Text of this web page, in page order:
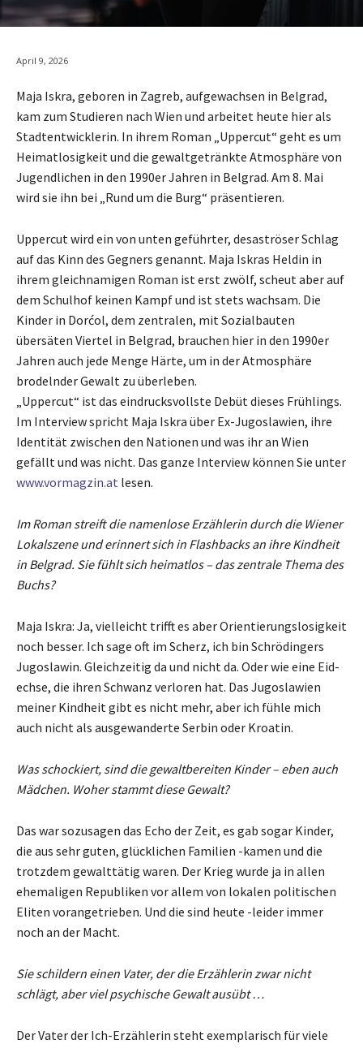
April 9, 2026
Maja Iskra, geboren in Zagreb, aufgewachsen in Belgrad,
kam zum Studieren nach Wien und arbeitet heute hier als
Stadtentwicklerin. In ihrem Roman „Uppercut“ geht es um
Heimatlosigkeit und die gewaltgetränkte Atmosphäre von
Jugendlichen in den 1990er Jahren in Belgrad. Am 8. Mai
wird sie ihn bei „Rund um die Burg“ präsentieren.
Uppercut wird ein von unten geführter, desaströser Schlag
auf das Kinn des Gegners genannt. Maja Iskras Heldin in
ihrem gleichnamigen Roman ist erst zwölf, scheut aber auf
dem Schulhof keinen Kampf und ist stets wachsam. Die
Kinder in Dorćol, dem zentralen, mit Sozialbauten
übersäten Viertel in Belgrad, brauchen hier in den 1990er
Jahren auch jede Menge Härte, um in der Atmosphäre
brodelnder Gewalt zu überleben.
„Uppercut“ ist das eindrucksvollste Debüt dieses Frühlings.
Im Interview spricht Maja Iskra über Ex-Jugoslawien, ihre
Identität zwischen den Nationen und was ihr an Wien
gefällt und was nicht. Das ganze Interview können Sie unter
www.vormagzin.at lesen.
Im Roman streift die namenlose Erzählerin durch die Wiener
Lokalszene und erinnert sich in Flashbacks an ihre Kindheit
in Belgrad. Sie fühlt sich heimatlos – das zentrale Thema des
Buchs?
Maja Iskra: Ja, vielleicht trifft es aber Orientierungslosigkeit
noch besser. Ich sage oft im Scherz, ich bin Schrödingers
Jugoslawin. Gleichzeitig da und nicht da. Oder wie eine Eid-
echse, die ihren Schwanz verloren hat. Das Jugoslawien
meiner Kindheit gibt es nicht mehr, aber ich fühle mich
auch nicht als ausgewanderte Serbin oder Kroatin.
Was schockiert, sind die gewaltbereiten Kinder – eben auch
Mädchen. Woher stammt diese Gewalt?
Das war sozusagen das Echo der Zeit, es gab sogar Kinder,
die aus sehr guten, glücklichen Familien -kamen und die
trotzdem gewalttätig waren. Der Krieg wurde ja in allen
ehemaligen Republiken vor allem von lokalen politischen
Eliten vorangetrieben. Und die sind heute -leider immer
noch an der Macht.
Sie schildern einen Vater, der die Erzählerin zwar nicht
schlägt, aber viel psychische Gewalt ausübt …
Der Vater der Ich-Erzählerin steht exemplarisch für viele